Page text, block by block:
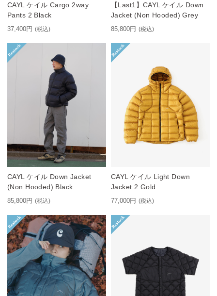
CAYL ケイル Cargo 2way
Pants 2 Black
37,400円 (税込)
【Last1】CAYL ケイル Down
Jacket (Non Hooded) Grey
85,800円 (税込)
CAYL ケイル Down Jacket
(Non Hooded) Black
85,800円 (税込)
CAYL ケイル Light Down
Jacket 2 Gold
77,000円 (税込)